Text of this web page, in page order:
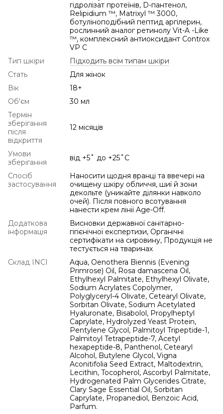
гідролізат протеїнів, D-пантенол,
Relipidium ™, Matrixyl ™ 3000,
ботуліноподібний пептид аргілерин,
рослинний аналог ретинолу Vit-A -Like
™, комплексний антиоксидант Controx
VP C
Тип шкіри
Підходить всім типам шкіри
Стать
Для жінок
Вік
18+
Об'єм
30 мл
Термін
зберігання
після
відкриття
12 місяців
Умови
зберігання
від +5˚ до +25˚С
Спосіб
застосування
Наносити щодня вранці та ввечері на
очищену шкіру обличчя, шиї й зони
декольте (уникайте ділянки навколо
очей). Після повного всотування
нанести крем лінії Age-Off.
Додаткова
інформація
Висновки державної санітарно-
гігієнічної експертизи, Органічні
сертифікати на сировину, Продукція не
тестується на тваринах
Склад INCI
Aqua, Oenothera Biennis (Evening
Primrose) Oil, Rosa damascena Oil,
Ethylhexyl Palmitate, Ethylhexyl Olivate,
Sodium Acrylates Copolymer,
Polyglyceryl-4 Olivate, Cetearyl Olivate,
Sorbitan Olivate, Sodium Acetylated
Hyaluronate, Bisabolol, Propylheptyl
Caprylate, Hydrolyzed Yeast Protein,
Pentylene Glycol, Palmitoyl Tripeptide-1,
Palmitoyl Tetrapeptide-7, Acetyl
hexapeptide-8, Panthenol, Cetearyl
Alcohol, Butylene Glycol, Vigna
Aconitifolia Seed Extract, Maltodextrin,
Lecithin, Tocopherol, Ascorbyl Palmitate,
Hydrogenated Palm Glycerides Citrate,
Clary Sage Essential Oil, Sorbitan
Caprylate, Propanediol, Benzoic Acid,
Parfum.